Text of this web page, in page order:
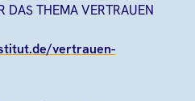
DAS THEMA VERTRAUEN
vertrauen-